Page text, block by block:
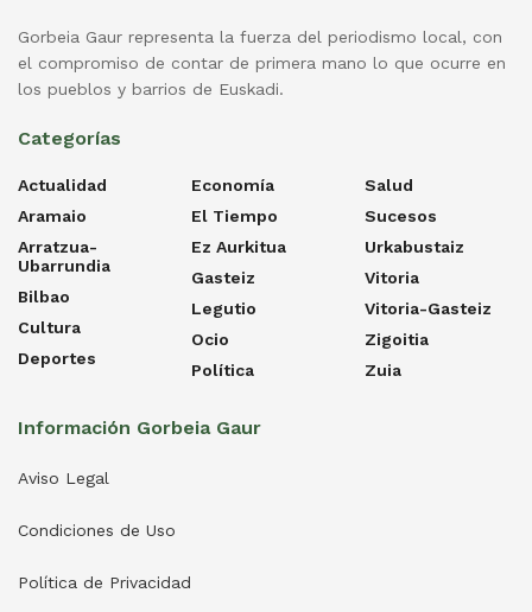
Gorbeia Gaur representa la fuerza del periodismo local, con
el compromiso de contar de primera mano lo que ocurre en
los pueblos y barrios de Euskadi.
Categorías
Actualidad
Aramaio
Arratzua-
Ubarrundia
Bilbao
Cultura
Deportes
Economía
El Tiempo
Ez Aurkitua
Gasteiz
Legutio
Ocio
Política
Salud
Sucesos
Urkabustaiz
Vitoria
Vitoria-Gasteiz
Zigoitia
Zuia
Información Gorbeia Gaur
Aviso Legal
Condiciones de Uso
Política de Privacidad